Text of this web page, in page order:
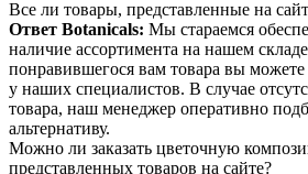
Все ли товары, представленные на
Ответ Botanicals: Мы стараемся
наличие ассортимента на нашем
понравившегося вам товара вы можете
у наших специалистов. В случае
товара, наш менеджер оперативно
альтернативу.
Можно ли заказать цветочную
представленных товаров на сайте?